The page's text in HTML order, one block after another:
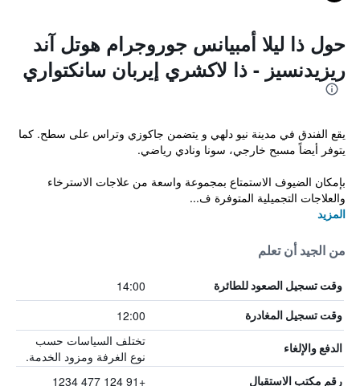
حول ذا ليلا أمبيانس جوروجرام هوتل آند
ريزيدنسيز - ذا لاكشري إيربان سانكتواري
يقع الفندق في مدينة نيو دلهي و يتضمن جاكوزي وتراس على سطح. كما
يتوفر أيضاً مسبح خارجي، سونا ونادي رياضي.
بإمكان الضيوف الاستمتاع بمجموعة واسعة من علاجات الاسترخاء
والعلاجات التجميلية المتوفرة ف...
المزيد
من الجيد أن تعلم
وقت تسجيل الصعود للطائرة 14:00
وقت تسجيل المغادرة 12:00
الدفع والإلغاء
تختلف السياسات حسب
نوع الغرفة ومزود الخدمة.
رقم مكتب الاستقبال +91 124 477 1234